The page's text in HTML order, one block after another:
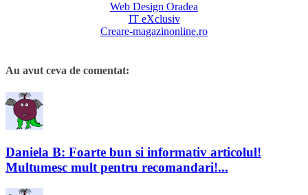
Web Design Oradea
IT eXclusiv
Creare-magazinonline.ro
Au avut ceva de comentat:
Daniela B: Foarte bun si informativ articolul!
Multumesc mult pentru recomandari!...